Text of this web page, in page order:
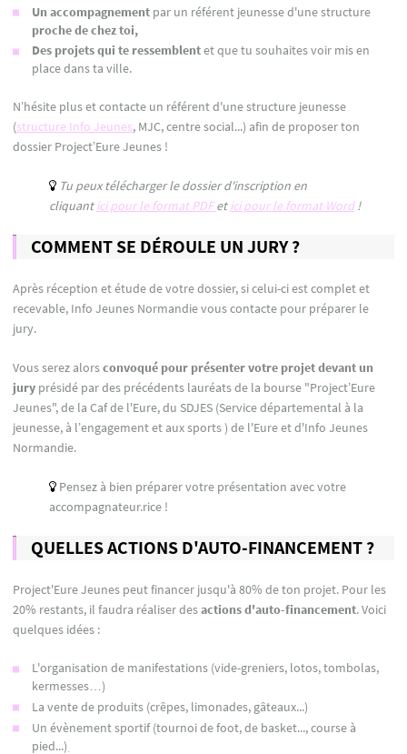
Un accompagnement par un référent jeunesse d'une structure
proche de chez toi,
Des projets qui te ressemblentet que tu souhaites voir mis en
place dans ta ville.
N’hésite plus et contacte un référent d'une structure jeunesse
(structure Info Jeunes, MJC, centre social...) afin de proposer ton
dossier Project’Eure Jeunes !
Tu peux télécharger le dossier d'inscription en
cliquantici pour le format PDFetici pour le format Word!
COMMENT SE DÉROULE UN JURY ?
Après réception et étude de votre dossier, si celui-ci est complet et
recevable, Info Jeunes Normandie vous contacte pour préparer le
jury.
Vous serez alorsconvoqué pour présenter votre projet devant un
jury présidé par des précédents lauréats de la bourse "Project’Eure
Jeunes", de la Caf de l'Eure, du SDJES (Service départemental à la
jeunesse, à l’engagement et aux sports ) de l'Eure et d'Info Jeunes
Normandie.
Pensez à bien préparer votre présentation avec votre
accompagnateur.rice !
QUELLES ACTIONS D'AUTO-FINANCEMENT ?
Project'Eure Jeunes peut financer jusqu'à 80% de ton projet. Pour les
20% restants, il faudra réaliser desactions d'auto-financement. Voici
quelques idées :
L'organisation de manifestations (vide-greniers, lotos, tombolas,
kermesses…)
La vente de produits (crêpes, limonades, gâteaux...)
Un évènement sportif (tournoi de foot, de basket..., course à
pied...)